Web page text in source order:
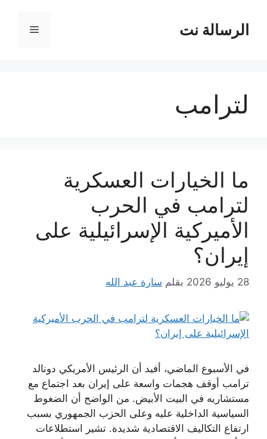
المحتوىالرسالة نت القائمة
لترامب
ما الخيارات العسكرية
لترامب في الحرب
الأميركية الإسرائيلية على
إيران؟
28 يوليو 2026 بقلم سارة عبد الله
في الأسبوع الماضي، أفيد أن الرئيس الأمريكي دونالد
ترامب أوقف هجمات واسعة على إيران بعد اجتماع مع
مستشاريه في البيت الأبيض. من الواضح أن الضغوط
السياسية الداخلية عليه وعلى الحزب الجمهوري بسبب
ارتفاع التكاليف الاقتصادية شديدة. تشير استطلاعات